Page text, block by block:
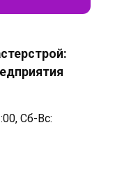
Сб-Вс: